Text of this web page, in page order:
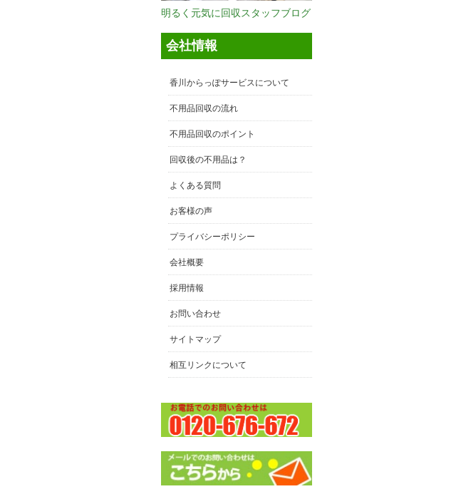
明るく元気に回収スタッフブログ
会社情報
香川からっぽサービスについて
不用品回収の流れ
不用品回収のポイント
回収後の不用品は？
よくある質問
お客様の声
プライバシーポリシー
会社概要
採用情報
お問い合わせ
サイトマップ
相互リンクについて